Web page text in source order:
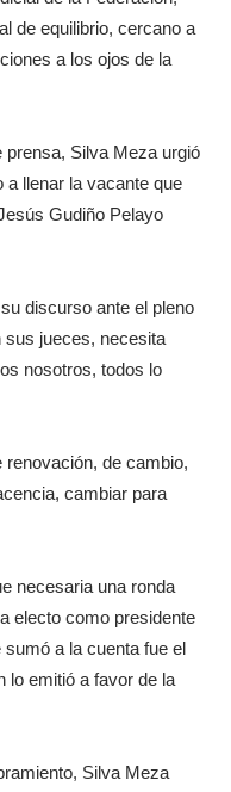
de equilibrio, cercano a
a los ojos de la
prensa, Silva Meza urgió
llenar la vacante que
Gudiño Pelayo
discurso ante el pleno
jueces, necesita
nosotros, todos lo
renovación, de cambio,
cambiar para
necesaria una ronda
electo como presidente
a la cuenta fue el
lo emitió a favor de la
Silva Meza